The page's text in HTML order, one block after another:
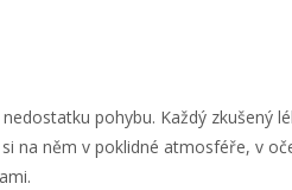
pohybu. Každý zkušený
na něm v poklidné atmosféře, v